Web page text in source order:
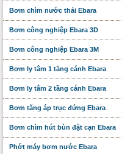
Bơm chìm nước thải Ebara
Bơm công nghiệp Ebara 3D
Bơm công nghiệp Ebara 3M
Bơm ly tâm 1 tầng cánh Ebara
Bơm ly tâm 2 tầng cánh Ebara
Bơm tăng áp trục đứng Ebara
Bơm chìm hút bùn đặt cạn Ebara
Phớt máy bơm nước Ebara